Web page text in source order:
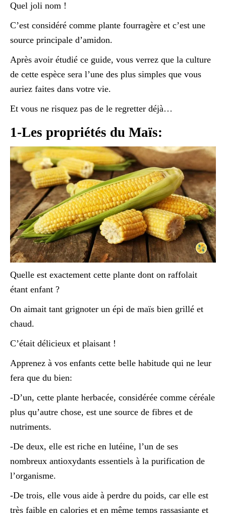
Quel joli nom !
C’est considéré comme plante fourragère et c’est une
source principale d’amidon.
Après avoir étudié ce guide, vous verrez que la culture
de cette espèce sera l’une des plus simples que vous
auriez faites dans votre vie.
Et vous ne risquez pas de le regretter déjà…
1-Les propriétés du Maïs:
Quelle est exactement cette plante dont on raffolait
étant enfant ?
On aimait tant grignoter un épi de maïs bien grillé et
chaud.
C’était délicieux et plaisant !
Apprenez à vos enfants cette belle habitude qui ne leur
fera que du bien:
-D’un, cette plante herbacée, considérée comme céréale
plus qu’autre chose, est une source de fibres et de
nutriments.
-De deux, elle est riche en lutéine, l’un de ses
nombreux antioxydants essentiels à la purification de
l’organisme.
-De trois, elle vous aide à perdre du poids, car elle est
très faible en calories et en même temps rassasiante et